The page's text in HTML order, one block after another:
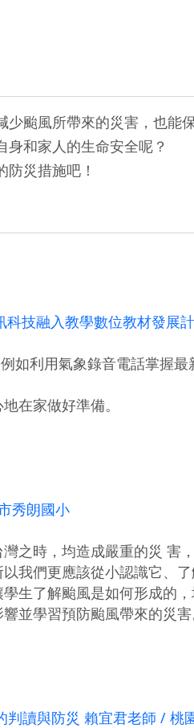
颱風所帶來的災害，也能保
和家人的生命安全呢？
災措施吧！
技融入教學數位教材發展
如利用氣象錄音電話掌握
在家做好準備。
秀朗國小
之時，均造成嚴重的災 害
我們更應該從小認識它、
生了解颱風是如何形成的
並學習預防颱風帶來的災害
讀與防災 賴宜君老師 / 桃